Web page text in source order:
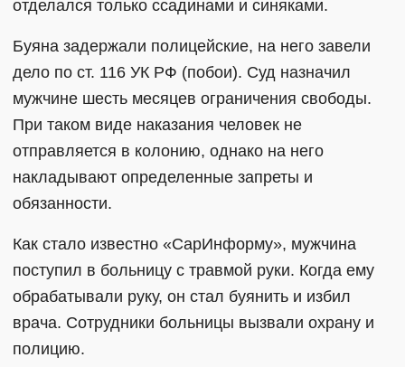
отделался только ссадинами и синяками.
Буяна задержали полицейские, на него завели
дело по ст. 116 УК РФ (побои). Суд назначил
мужчине шесть месяцев ограничения свободы.
При таком виде наказания человек не
отправляется в колонию, однако на него
накладывают определенные запреты и
обязанности.
Как стало известно «СарИнформу», мужчина
поступил в больницу с травмой руки. Когда ему
обрабатывали руку, он стал буянить и избил
врача. Сотрудники больницы вызвали охрану и
полицию.